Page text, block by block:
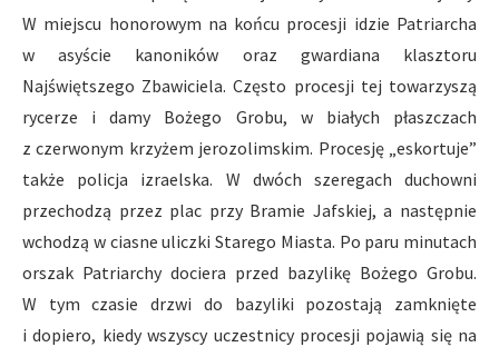
W miejscu honorowym na końcu procesji idzie Patriarcha
w asyście kanoników oraz gwardiana klasztoru
Najświętszego Zbawiciela. Często procesji tej towarzyszą
rycerze i damy Bożego Grobu, w białych płaszczach
z czerwonym krzyżem jerozolimskim. Procesję „eskortuje”
także policja izraelska. W dwóch szeregach duchowni
przechodzą przez plac przy Bramie Jafskiej, a następnie
wchodzą w ciasne uliczki Starego Miasta. Po paru minutach
orszak Patriarchy dociera przed bazylikę Bożego Grobu.
W tym czasie drzwi do bazyliki pozostają zamknięte
i dopiero, kiedy wszyscy uczestnicy procesji pojawią się na